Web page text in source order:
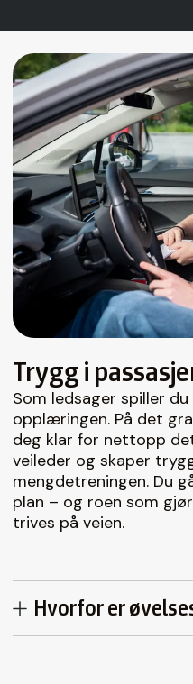
Trygg i
Som ledsager spiller
opplæringen. På det
deg klar for nettopp
veileder og skaper
mengdetreningen. Du
plan – og roen som
trives på veien.
Hvorfor er